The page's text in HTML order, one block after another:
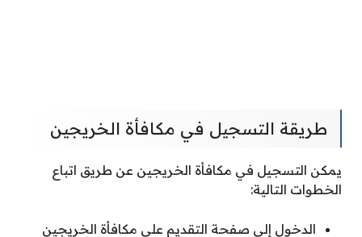
طريقة التسجيل في مكافأة الخريجين
يمكن التسجيل في مكافأة الخريجين عن طريق اتباع
الخطوات التالية:
الدخول إلى صفحة التقديم على مكافأة الخريجين